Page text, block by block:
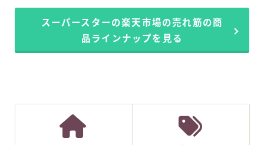
スーパースターの楽天市場の売れ筋の商
品ラインナップを見る